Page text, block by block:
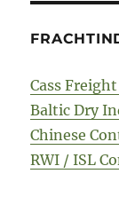
Cass
Baltic Dry
Chinese
RWI / ISL